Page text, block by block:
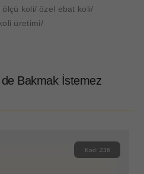
ölçü koli özel ebat koli
üretimi
Bakmak İstemez
Kod: 236